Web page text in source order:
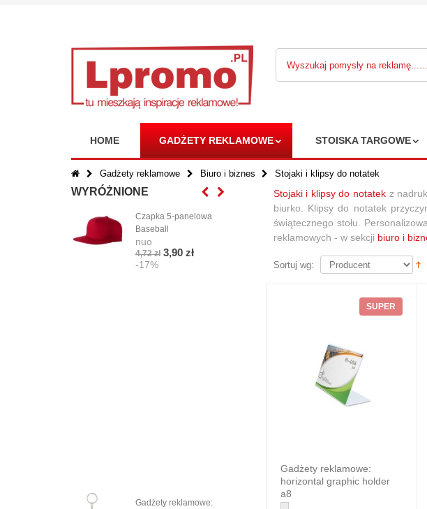
HOME GADŻETY REKLAMOWE STOISKA TARGOWE
Gadżety reklamowe Biuro i biznes Stojaki i klipsy do notatek
Stojaki i klipsy do notatekz
biurko. Klipsy do notatek
świątecznego stołu.
reklamowych - w sekcji biuro i
Sortuj wg:
SUPER
Gadżety reklamowe:
horizontal graphic holder
a8
WYRÓŻNIONE
Czapka 5-panelowa
Baseball
nuo
4,72 zł 3,90 zł
-17%
Gadżety reklamowe:
Pheebs poszerzana
torba na zakupy z
bawełny z recyclingu
o gramaturze 210
g/m2